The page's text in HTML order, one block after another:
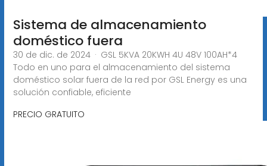
Sistema de almacenamiento
doméstico fuera
30 de dic. de 2024 · GSL 5KVA 20KWH 4U 48V 100AH*4
Todo en uno para el almacenamiento del sistema
doméstico solar fuera de la red por GSL Energy es una
solución confiable, eficiente
PRECIO GRATUITO